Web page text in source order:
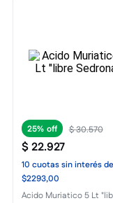
25% $30.570
$22.927
10 cuotassin interésde
$2293,00
Acido Muriatico 5 Lt